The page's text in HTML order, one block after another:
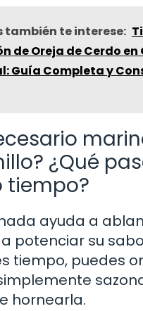
también te interese:
de Oreja de Cerdo en
Guía Completa y
¿Qué
tiempo?
ayuda a
potenciar su
tiempo, puedes
hornearla.